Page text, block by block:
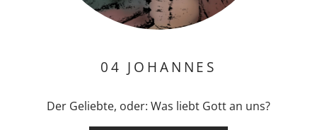
04 JOHANNES
Der Geliebte, oder: Was liebt Gott an uns?